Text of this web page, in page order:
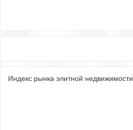
Индекс рынка элитной недвижимости